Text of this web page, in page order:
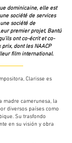
dominicaine, elle est
société de services
société de
premier projet, Bantú
ont co-écrit et co-
dont les NAACP
film international.
Clarisse es
madre camerunesa, la
diversos países como
Su trasfondo
en su visión y obra